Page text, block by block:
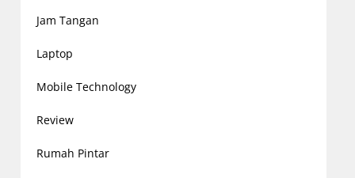
Jam Tangan
Laptop
Mobile Technology
Review
Rumah Pintar